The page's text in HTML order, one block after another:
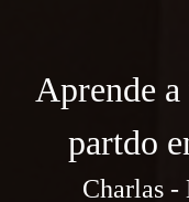
Aprende
partdo
Charlas